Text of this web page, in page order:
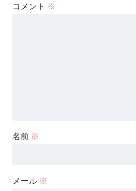
コメント ※
名前 ※
メール ※